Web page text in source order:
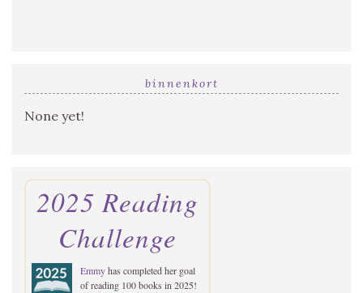
binnenkort
None yet!
2025 Reading
Challenge
Emmyhas completed her goal
of reading 100 books in 2025!